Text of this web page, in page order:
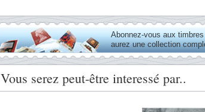
Abonnez-vous aux
aurez une collection
Vous serez peut-être interessé par..